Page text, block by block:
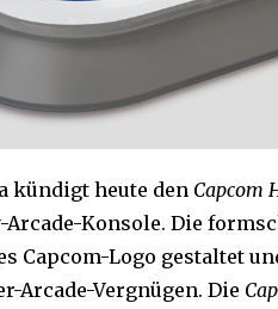
kündigt heute den Capcom
Arcade-Konsole. Die
Capcom-Logo gestaltet
Arcade-Vergnügen. Die